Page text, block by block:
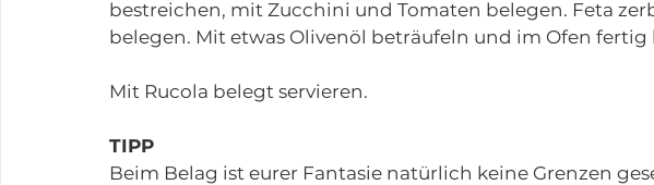
bestreichen, mit Zucchini und Tomaten belegen. Feta
belegen. Mit etwas Olivenöl beträufeln und im Ofen fertig
Mit Rucola belegt servieren.
TIPP
Beim Belag ist eurer Fantasie natürlich keine Grenzen